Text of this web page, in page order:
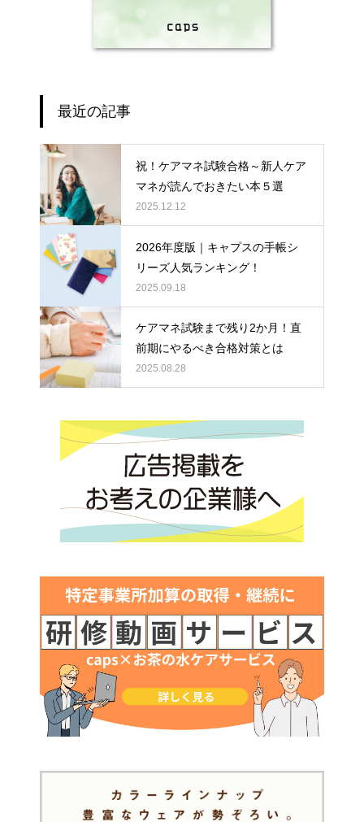
最近の記事
祝！ケアマネ試験合格～新人ケア
マネが読んでおきたい本５選
2025.12.12
2026年度版｜キャプスの手帳シ
リーズ人気ランキング！
2025.09.18
ケアマネ試験まで残り2か月！直
前期にやるべき合格対策とは
2025.08.28